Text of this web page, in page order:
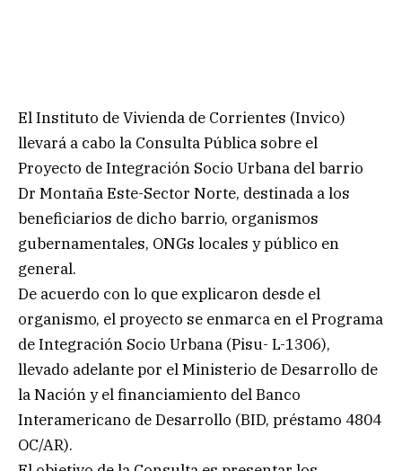
El Instituto de Vivienda de Corrientes (Invico)
llevará a cabo la Consulta Pública sobre el
Proyecto de Integración Socio Urbana del barrio
Dr Montaña Este-Sector Norte, destinada a los
beneficiarios de dicho barrio, organismos
gubernamentales, ONGs locales y público en
general.
De acuerdo con lo que explicaron desde el
organismo, el proyecto se enmarca en el Programa
de Integración Socio Urbana (Pisu- L-1306),
llevado adelante por el Ministerio de Desarrollo de
la Nación y el financiamiento del Banco
Interamericano de Desarrollo (BID, préstamo 4804
OC/AR).